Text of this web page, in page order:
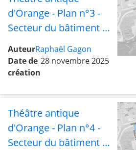
d'Orange - Plan n°3 -
Secteur du bâtiment de
scène et de la cavea
AuteurRaphaël Gagon
Date de
création
28 novembre 2025
Théâtre antique
d'Orange - Plan n°4 -
Secteur du bâtiment de